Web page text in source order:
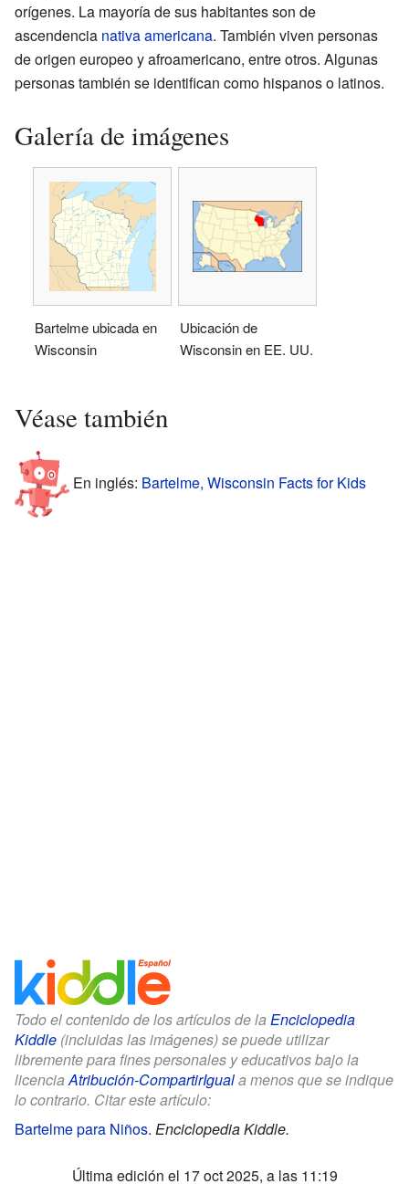
orígenes. La mayoría de sus habitantes son de
ascendencia nativa americana. También viven personas
de origen europeo y afroamericano, entre otros. Algunas
personas también se identifican como hispanos o latinos.
Galería de imágenes
Bartelme ubicada en
Wisconsin
Ubicación de
Wisconsin en EE. UU.
Véase también
En inglés: Bartelme, Wisconsin Facts for Kids
Todo el contenido de los artículos de la Enciclopedia
Kiddle (incluidas las imágenes) se puede utilizar
libremente para fines personales y educativos bajo la
licenciaAtribución-CompartirIguala menos que se indique
lo contrario. Citar este artículo:
Bartelme para Niños. Enciclopedia Kiddle.
Última edición el 17 oct 2025, a las 11:19